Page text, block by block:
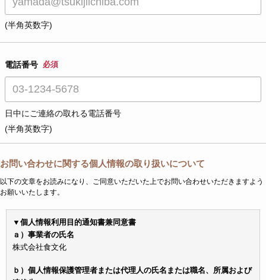
(半角英数字)
電話番号 必須
日中にご連絡の取れる電話番号
(半角英数字)
お問い合わせに関する個人情報の取り扱いについて
以下の文章をお読みになり、ご同意いただいた上でお問い合わせいただきますよう
お願いいたします。
▼個人情報利用目的通知書兼同意書
ａ）事業者の氏名
株式会社食文化
ｂ）個人情報保護管理者または代理人の氏名または職名、所属および